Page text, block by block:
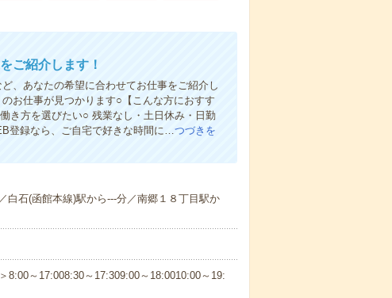
ご紹介します！
、あなたの希望に合わせてお仕事をご紹介し
お仕事が見つかります○【こんな方におすす
き方を選びたい○ 残業なし・土日休み・日勤
登録なら、ご自宅で好きな時間に…つづきを
白石(函館本線)駅から---分／南郷１８丁目駅か
8:00～17:008:30～17:309:00～18:0010:00～19: